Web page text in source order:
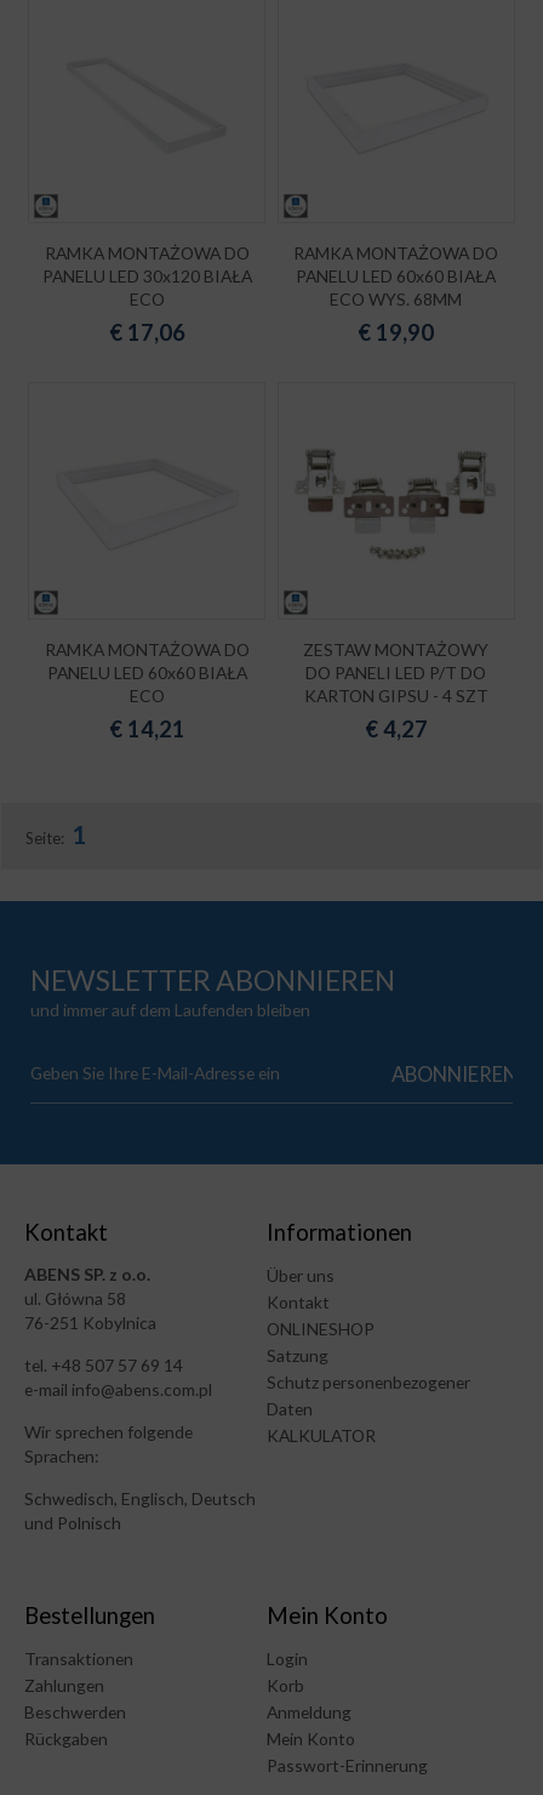
RAMKA MONTAŻOWA DO
PANELU LED 30x120 BIAŁA
ECO
€ 17,06
RAMKA MONTAŻOWA DO
PANELU LED 60x60 BIAŁA
ECO WYS. 68MM
€ 19,90
RAMKA MONTAŻOWA DO
PANELU LED 60x60 BIAŁA
ECO
€ 14,21
ZESTAW MONTAŻOWY
DO PANELI LED P/T DO
KARTON GIPSU - 4 SZT
€4,27
Seite: 1
NEWSLETTER ABONNIEREN
und immer auf dem Laufenden bleiben
Kontakt
ABENS SP. z o.o.
ul. Główna 58
76-251 Kobylnica
tel. +48 507 57 69 14
e-mail info@abens.com.pl
Wir sprechen folgende
Sprachen:
Schwedisch, Englisch, Deutsch
und Polnisch
Informationen
Über uns
Kontakt
ONLINESHOP
Satzung
Schutz personenbezogener
Daten
KALKULATOR
Bestellungen
Transaktionen
Zahlungen
Beschwerden
Rückgaben
Mein Konto
Login
Korb
Anmeldung
Mein Konto
Passwort-Erinnerung